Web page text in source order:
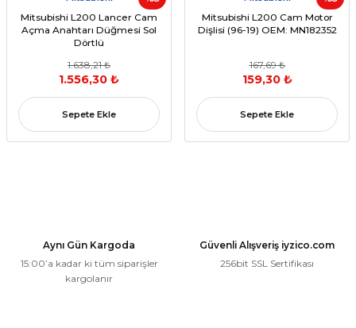
Mitsubishi L200 Lancer Cam
Açma Anahtarı Düğmesi Sol
Dörtlü
1.638,21 ₺
1.556,30 ₺
Sepete Ekle
Mitsubishi L200 Cam Motor
Dişlisi (96-19) OEM: MN182352
167,69 ₺
159,30 ₺
Sepete Ekle
Aynı Gün Kargoda
15:00’a kadar ki tüm siparişler
kargolanır
Güvenli Alışveriş iyzico.com
256bit SSL Sertifikası